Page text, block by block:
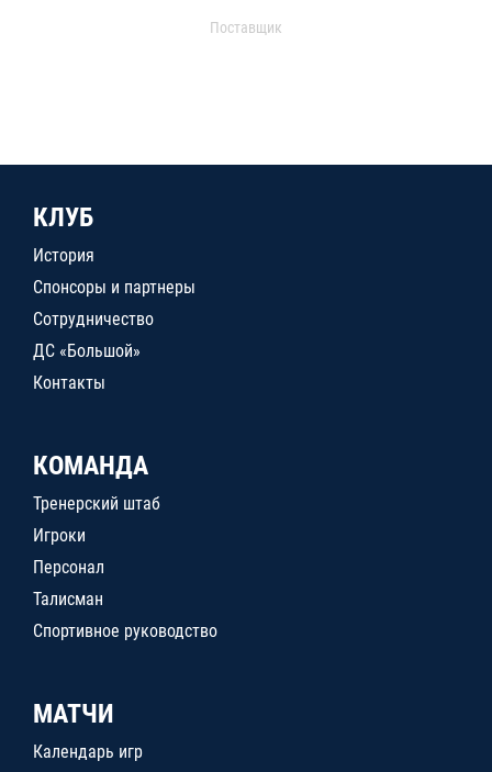
Поставщик
КЛУБ
История
Спонсоры и партнеры
Сотрудничество
ДС «Большой»
Контакты
КОМАНДА
Тренерский штаб
Игроки
Персонал
Талисман
Спортивное руководство
МАТЧИ
Календарь игр